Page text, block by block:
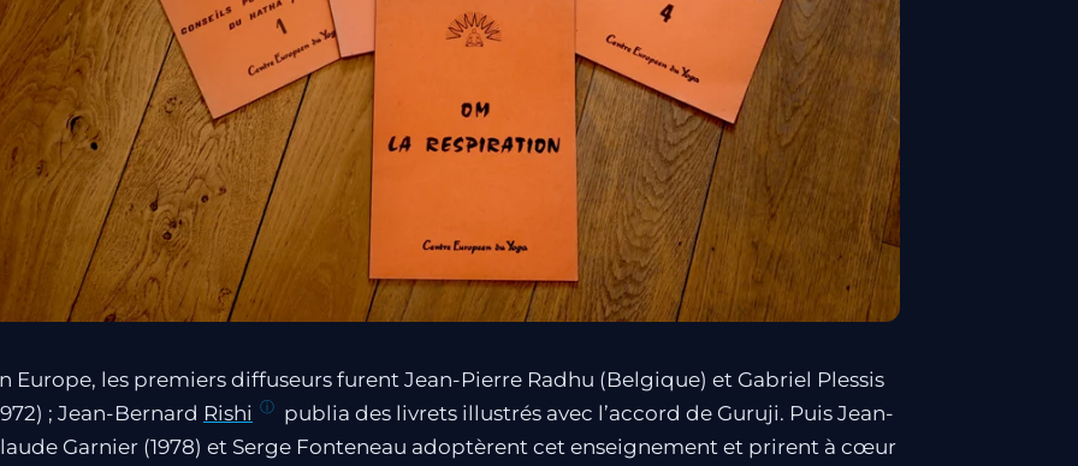
Europe, les premiers diffuseurs furent Jean-Pierre Radhu (Belgique) et Gabriel Plessis
; Jean-Bernard Rishi
publia des livrets illustrés avec l’accord de Guruji. Puis Jean-
Garnier (1978) et Serge Fonteneau adoptèrent cet enseignement et prirent à cœur